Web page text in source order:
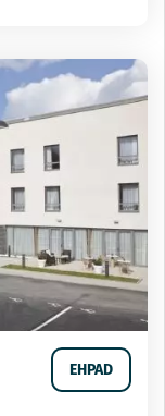
EHPAD